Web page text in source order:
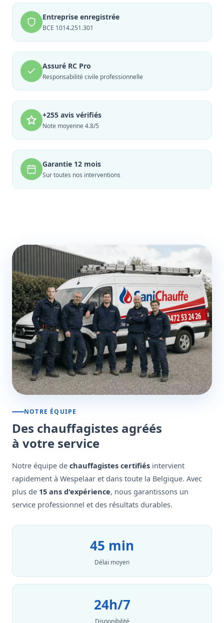
Entreprise enregistrée
BCE 1014.251.301
Assuré RC Pro
Responsabilité civile professionnelle
+255 avis vérifiés
Note moyenne 4.8/5
Garantie 12 mois
Sur toutes nos interventions
NOTRE ÉQUIPE
Des chauffagistes agréés
à votre service
Notre équipe de chauffagistes certifiés intervient
rapidement à Wespelaar et dans toute la Belgique. Avec
plus de 15 ans d'expérience, nous garantissons un
service professionnel et des résultats durables.
45 min
Délai moyen
24h/7
Disponibilité